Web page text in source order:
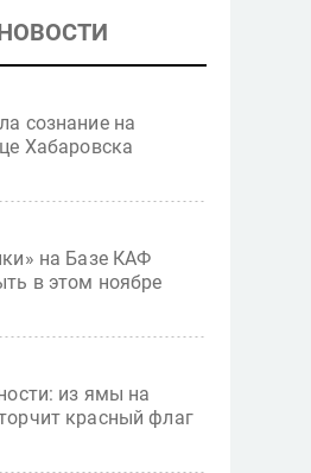
сознание на
Хабаровска
на Базе КАФ
в этом ноябре
из ямы на
красный флаг